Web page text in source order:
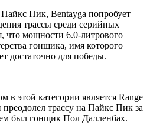
Пик, Bentayga попробует
трассы среди серийных
что мощности 6.0-литрового
гонщика, имя которого
достаточно для победы.
этой категории является Range
трассу на Пайкс Пик за
был гонщик Пол Далленбах.